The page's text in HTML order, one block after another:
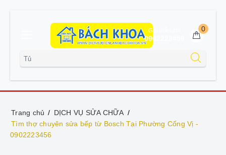
0
Gọi miễn phí
0902223456
Trang chủ
DỊCH VỤ SỬA CHỮA
Tìm thợ chuyên sửa bếp từ Bosch Tại Phường Cống Vị -
0902223456